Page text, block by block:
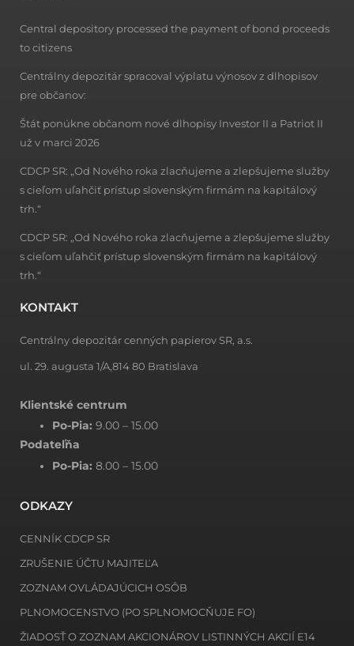
Central depository processed the payment of bond proceeds
to citizens
Centrálny depozitár spracoval výplatu výnosov z dlhopisov
pre občanov:
Štát ponúkne občanom nové dlhopisy Investor II a Patriot II
už v marci 2026
CDCP SR: „Od Nového roka zlacňujeme a zlepšujeme služby
s cieľom uľahčiť prístup slovenským firmám na kapitálový
trh.“
CDCP SR: „Od Nového roka zlacňujeme a zlepšujeme služby
s cieľom uľahčiť prístup slovenským firmám na kapitálový
trh.“
KONTAKT
Centrálny depozitár cenných papierov SR, a.s.
ul. 29. augusta 1/A,814 80 Bratislava
Klientské centrum
Po-Pia: 9.00 – 15.00
Podateľňa
Po-Pia:8.00 – 15.00
ODKAZY
CENNÍK CDCP SR
ZRUŠENIE ÚČTU MAJITEĽA
ZOZNAM OVLÁDAJÚCICH OSÔB
PLNOMOCENSTVO (PO SPLNOMOCŇUJE FO)
ŽIADOSŤ O ZOZNAM AKCIONÁROV LISTINNÝCH AKCIÍ E14